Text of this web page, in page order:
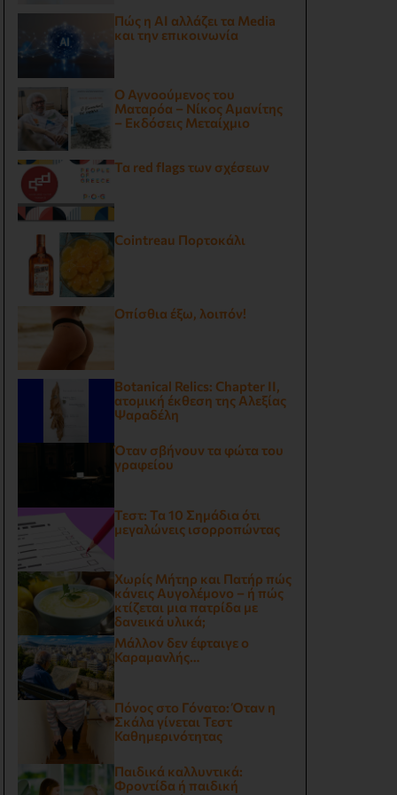
Πώς η AI αλλάζει τα Media
και την επικοινωνία
Ο Αγνοούμενος του
Ματαρόα – Νίκος Αμανίτης
– Εκδόσεις Μεταίχμιο
Τα red flags των σχέσεων
Cointreau Πορτοκάλι
Οπίσθια έξω, λοιπόν!
Botanical Relics: Chapter II,
ατομική έκθεση της Αλεξίας
Ψαραδέλη
Όταν σβήνουν τα φώτα του
γραφείου
Τεστ: Τα 10 Σημάδια ότι
μεγαλώνεις ισορροπώντας
Χωρίς Μήτηρ και Πατήρ πώς
κάνεις Αυγολέμονο – ή πώς
κτίζεται μια πατρίδα με
δανεικά υλικά;
Μάλλον δεν έφταιγε ο
Καραμανλής…
Πόνος στο Γόνατο: Όταν η
Σκάλα γίνεται Τεστ
Καθημερινότητας
Παιδικά καλλυντικά:
Φροντίδα ή παιδική